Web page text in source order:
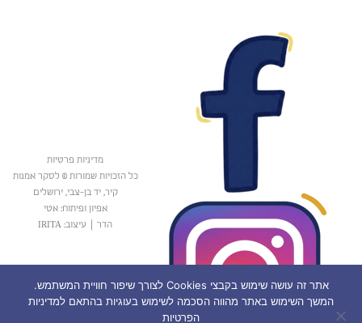
מדיניות פרטיות
כל הזכויות שמורות © לסקר אמנות
קיר, יד בן-צבי, ירושלים
אפיון ופיתוח: אטי
הדר
עיצוב: IRITA
אתר זה עושה שימוש בקבצי Cookies לצורך שיפור חוויית המשתמש.
המשך השימוש באתר מהווה הסכמה לשימוש בעוגיות בהתאם למדיניות
הפרטיות